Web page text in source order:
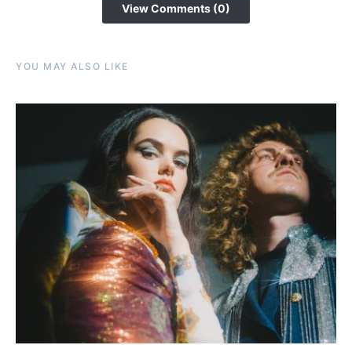
View Comments (0)
YOU MAY ALSO LIKE